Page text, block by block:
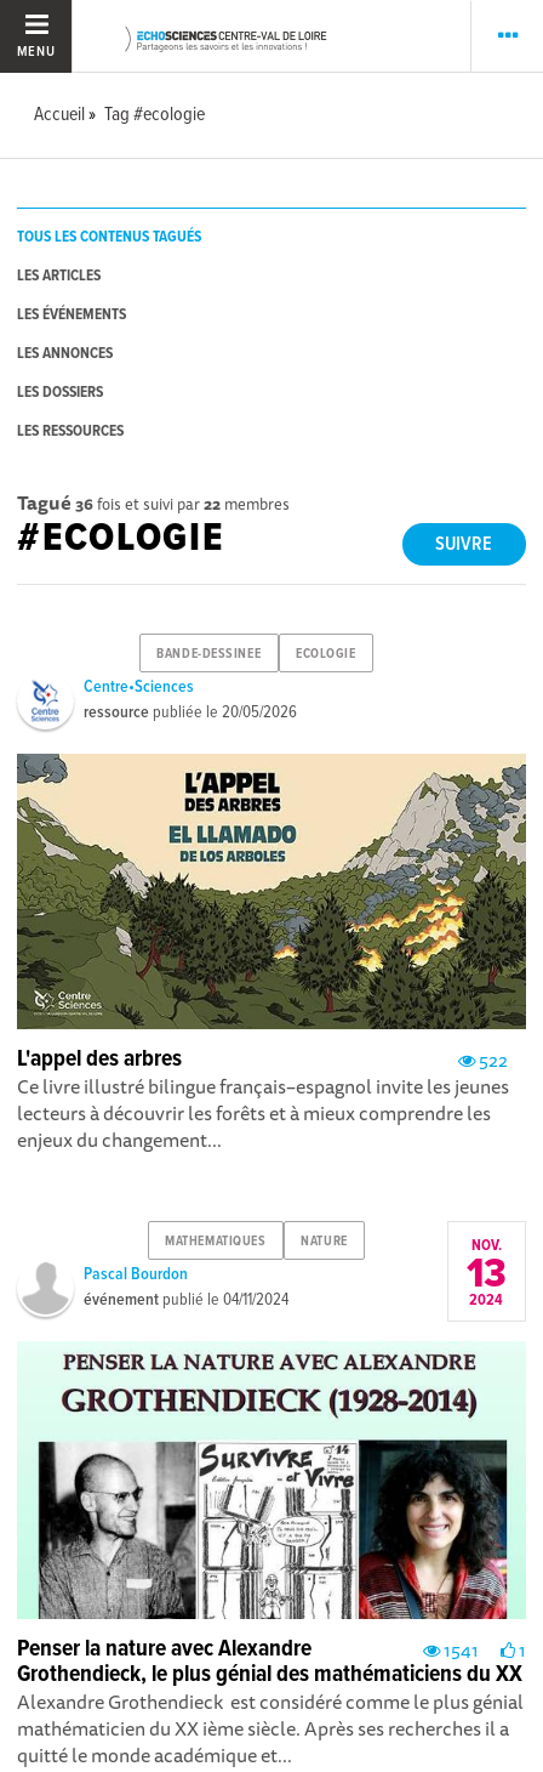
MENU
Accueil Tag #ecologie
TOUS LES CONTENUS TAGUÉS
LES ARTICLES
LES ÉVÉNEMENTS
LES ANNONCES
LES DOSSIERS
LES RESSOURCES
Tagué 36fois et suivi par22 membres
SUIVRE
#ECOLOGIE
BANDE-DESSINEE ECOLOGIE
Centre•Sciences
ressource publiée le20/05/2026
522
L'appel des arbres
Ce livre illustré bilingue français–espagnol invite les jeunes
lecteurs à découvrir les forêts et à mieux comprendre les
enjeux du changement...
MATHEMATIQUES NATURE
Pascal Bourdon
événement publié le04/11/2024
NOV.
13
2024
1541 1
Penser la nature avec Alexandre
Grothendieck, le plus génial des mathématiciens du XX
Alexandre Grothendieck est considéré comme le plus génial
mathématicien du XX ième siècle. Après ses recherches il a
quitté le monde académique et...